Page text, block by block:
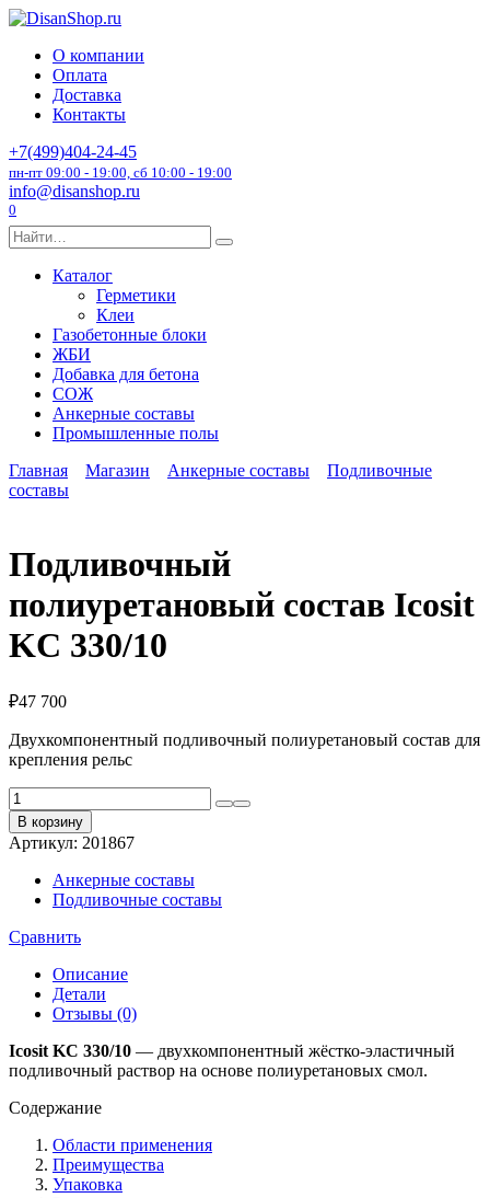
Перейти
содержанию
О компании
Оплата
Доставка
Контакты
+7(499)404-24-45
пн-пт 09:00 - 19:00, сб 10:00 - 19:00
info@disanshop.ru
0
Search
for:
Каталог
Герметики
Клеи
Газобетонные блоки
ЖБИ
Добавка для бетона
СОЖ
Анкерные составы
Промышленные полы
Главная
Магазин Анкерные составы
Подливочные
составы
Подливочный
полиуретановый состав Icosit
KC 330/10
₽47 700
Двухкомпонентный подливочный полиуретановый состав для
крепления рельс
Количество
товара
Подливочный
полиуретановый
состав
Icosit
330/10
В корзину
Артикул: 201867
Анкерные составы
Подливочные составы
Сравнить
Описание
Детали
Отзывы (0)
Icosit KC 330/10 — двухкомпонентный жёстко-эластичный
подливочный раствор на основе полиуретановых смол.
Содержание
Области применения
Преимущества
Упаковка